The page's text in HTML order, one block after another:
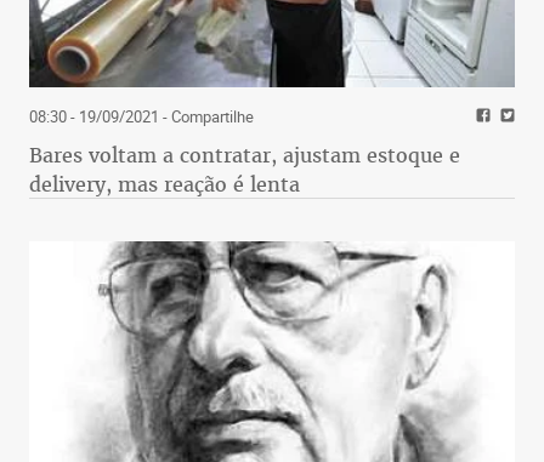
08:30 - 19/09/2021 - Compartilhe
Bares voltam a contratar, ajustam estoque e
delivery, mas reação é lenta